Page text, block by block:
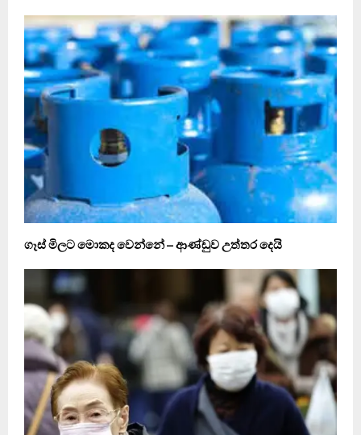
ගෑස් මිලට මොකද වෙන්නේ – ආණ්ඩුව උත්තර දෙයි